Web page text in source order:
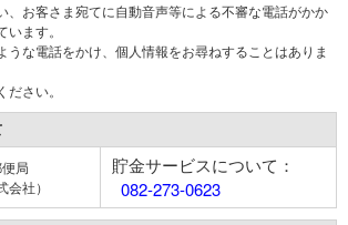
、お客さま宛てに自動音声等による不審な電話がかか
ます。
うな電話をかけ、個人情報をお尋ねすることはありま
ださい。
局
会社）
貯金サービスについて：
082-273-0623